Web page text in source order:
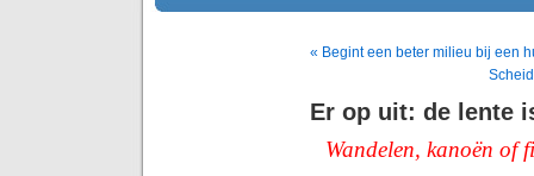
« Begint een beter milieu bij een
Er op uit: de lente
Wandelen, kanoën of